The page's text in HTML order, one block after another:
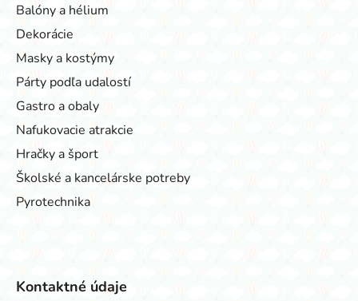
Balóny a hélium
Dekorácie
Masky a kostýmy
Párty podľa udalostí
Gastro a obaly
Nafukovacie atrakcie
Hračky a šport
Školské a kancelárske potreby
Pyrotechnika
Kontaktné údaje